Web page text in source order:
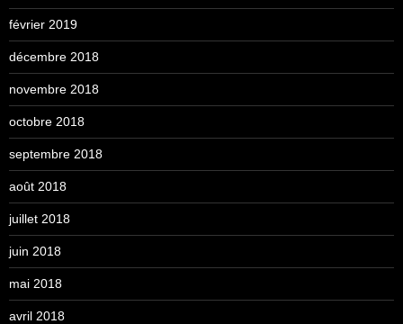
février 2019
décembre 2018
novembre 2018
octobre 2018
septembre 2018
août 2018
juillet 2018
juin 2018
mai 2018
avril 2018